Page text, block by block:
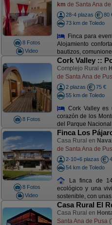
8 Fotos
Video
km de Santa Ana
28-4 plazas
80
73 km de Toledo
Finca para
Alojamiento
bautizos,
8 Fotos
Cork Valley ::
Complejo Rural en
de Santa Ana de
2 plazas
75 €
55 km de Toledo
Cork Valley es
corazón de los
del Parque
8 Fotos
Video
Finca Los
Casa Rural en
de Santa Ana de
2-10+6 plazas
54 km de Toledo
La finca de
ecológico y una
sostenible, con
Casa Rural El
Casa Rural en
Santa Ana de Pusa